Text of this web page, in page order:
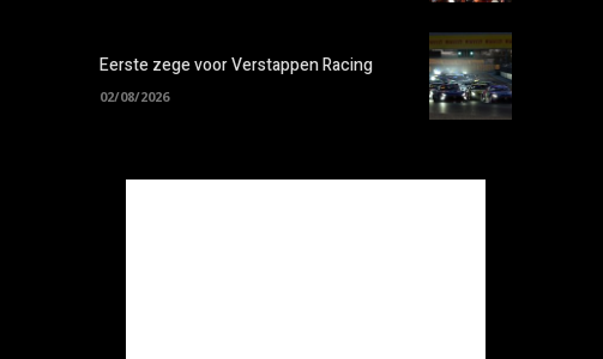
Eerste zege voor Verstappen Racing
02/08/2026